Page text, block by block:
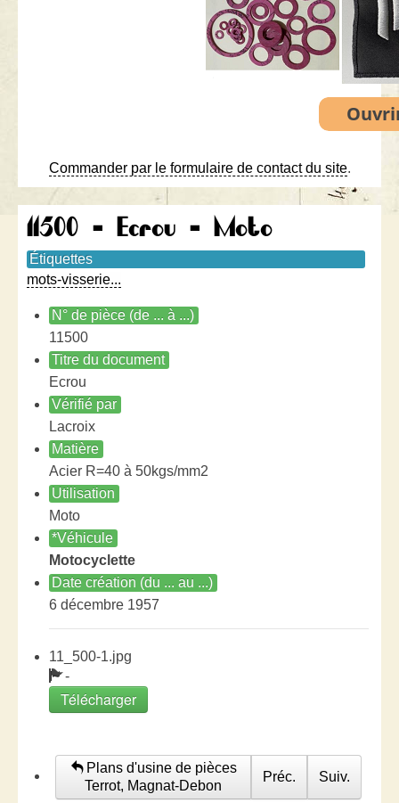
Commander par le formulaire de contact du site.
11500 - Ecrou - Moto
Étiquettes
mots-visserie...
N° de pièce (de ... à ...)
11500
Titre du document
Ecrou
Vérifié par
Lacroix
Matière
Acier R=40 à 50kgs/mm2
Utilisation
Moto
*Véhicule
Motocyclette
Date création (du ... au ...)
6 décembre 1957
11_500-1.jpg
-
Télécharger
Plans d'usine de pièces
Terrot, Magnat-Debon
Préc. Suiv.